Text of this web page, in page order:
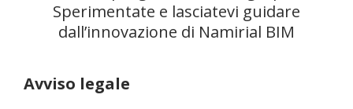
Sperimentate e lasciatevi guidare
dall’innovazione di Namirial BIM
Avviso legale